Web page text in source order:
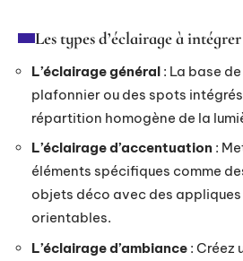
Les types d’éclairage à intégrer
L’éclairage général : La base
plafonnier ou des spots
répartition homogène de la
L’éclairage d’accentuation :
éléments spécifiques comme
objets déco avec des appliques
orientables.
L’éclairage d’ambiance : Créez